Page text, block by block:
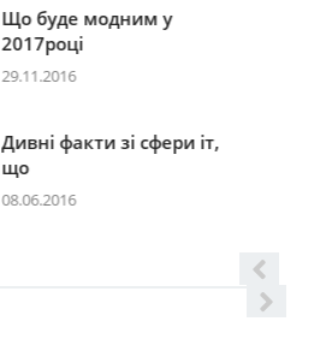
Що буде модним у
2017році
29.11.2016
Дивні факти зі сфери іт,
що
08.06.2016